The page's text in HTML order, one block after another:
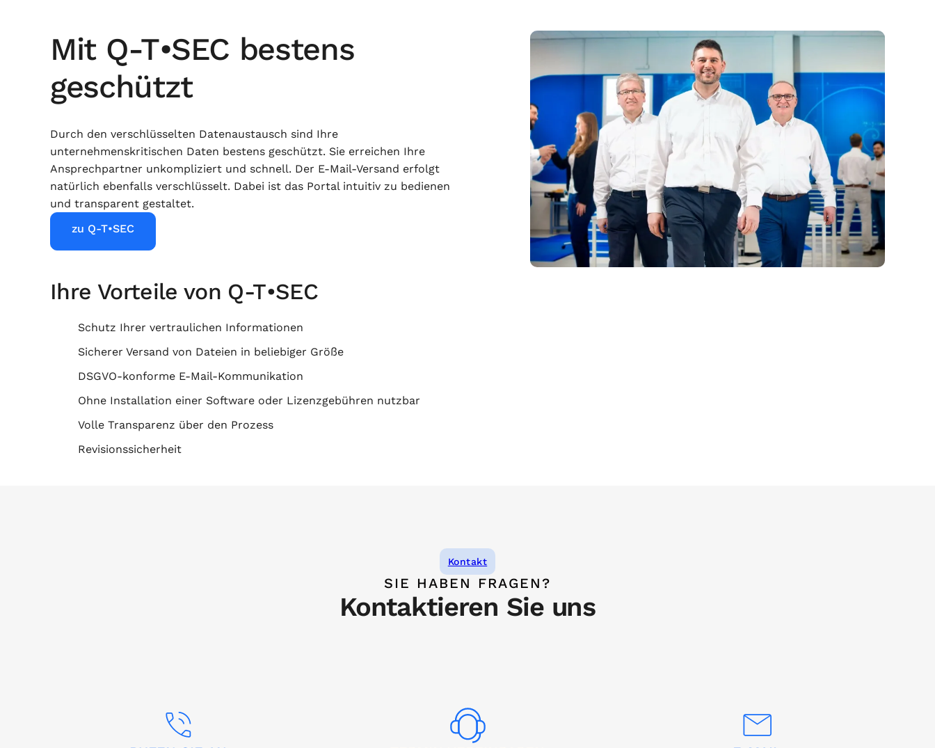
Mit Q-T•SEC bestens
geschützt
Durch den verschlüsselten Datenaustausch sind Ihre
unternehmenskritischen Daten bestens geschützt. Sie erreichen Ihre
Ansprechpartner unkompliziert und schnell. Der E-Mail-Versand erfolgt
natürlich ebenfalls verschlüsselt. Dabei ist das Portal intuitiv zu bedienen
und transparent gestaltet.
zu Q-T•SEC
Ihre Vorteile von Q-T•SEC
Schutz Ihrer vertraulichen Informationen
Sicherer Versand von Dateien in beliebiger Größe
DSGVO-konforme E-Mail-Kommunikation
Ohne Installation einer Software oder Lizenzgebühren nutzbar
Volle Transparenz über den Prozess
Revisionssicherheit
Kontakt
SIE HABEN FRAGEN?
Kontaktieren Sie uns